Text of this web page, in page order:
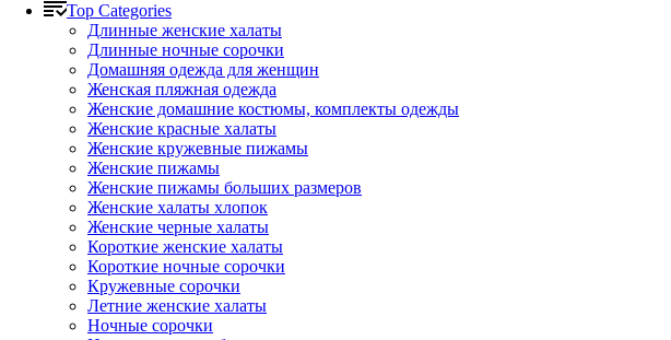
Top Categories
Длинные женские халаты
Длинные ночные сорочки
Домашняя одежда для женщин
Женская пляжная одежда
Женские домашние костюмы, комплекты одежды
Женские красные халаты
Женские кружевные пижамы
Женские пижамы
Женские пижамы больших размеров
Женские халаты хлопок
Женские черные халаты
Короткие женские халаты
Короткие ночные сорочки
Кружевные сорочки
Летние женские халаты
Ночные сорочки